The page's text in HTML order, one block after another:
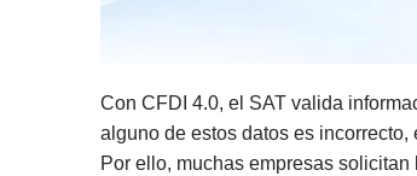
Con CFDI 4.0, el SAT valida
alguno de estos datos es
Por ello, muchas empresas